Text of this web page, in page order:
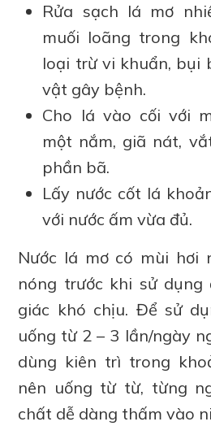
Rửa sạch lá mơ
muối loãng trong
loại trừ vi khuẩn, bụi
vật gây bệnh.
Cho lá vào cối với
một nắm, giã nát,
phần bã.
Lấy nước cốt lá
với nước ấm vừa đủ.
Nước lá mơ có mùi hơi
nóng trước khi sử dụng
giác khó chịu. Để sử
uống từ 2 – 3 lần/ngày
dùng kiên trì trong
nên uống từ từ, từng
chất dễ dàng thấm vào